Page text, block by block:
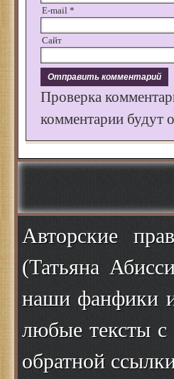
E-mail *
Сайт
Проверка
комментарии будут
Авторские
(Татьяна
наши фанфики
любые тексты с
обратной